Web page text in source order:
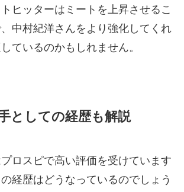
ヒッターはミートを上昇させるこ
中村紀洋さんをより強化してくれ
ているのかもしれません。
としての経歴も解説
ロスピで高い評価を受けています
経歴はどうなっているのでしょう